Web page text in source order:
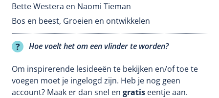
Bette Westera en Naomi Tieman
Bos en beest, Groeien en ontwikkelen
Hoe voelt het om een vlinder te worden?
Om inspirerende lesideeën te bekijken en/of toe te
voegen moet je ingelogd zijn. Heb je nog geen
account? Maak er dan snel en gratis eentje aan.